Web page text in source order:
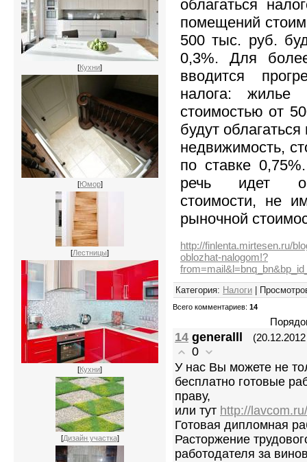
[Кухни]
[Юмор]
[Лестницы]
[Кухни]
[Дизайн участка]
облагаться
помещений
500 тыс. руб.
0,3%. Для
вводится
налога:
стоимостью от
будут
недвижимость,
по ставке
речь идет об
стоимости, не
рыночной
http://finlenta.mirtesen.ru/
oblozhat-nalogom!?
Категория: Налоги
Всего комментариев: 14
14 generalll
0
У нас Вы можете не
бесплатно готовые
праву,
или тут http://
Готовая дипломная
Расторжение
работодателя за